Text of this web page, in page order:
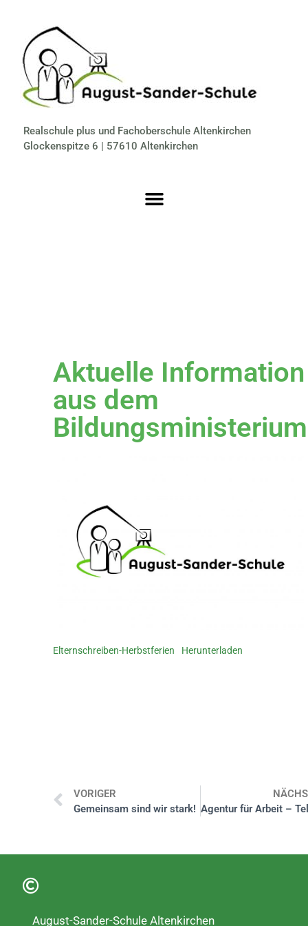
Realschule plus und Fachoberschule Altenkirchen
Glockenspitze 6 | 57610 Altenkirchen
Aktuelle Information
aus dem
Bildungsministerium
Elternschreiben-Herbstferien Herunterladen
VORIGER
Gemeinsam sind wir stark!
August-Sander-Schule Altenkirchen